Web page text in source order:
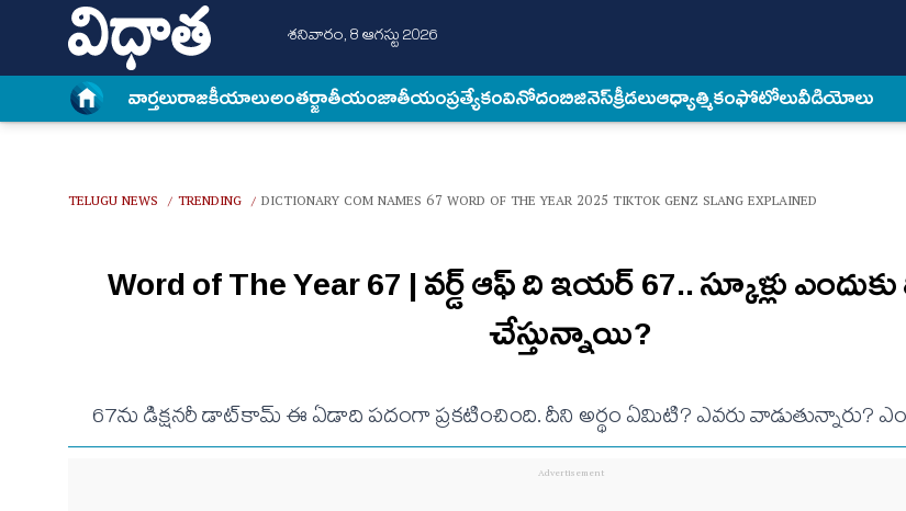
శనివారం, 8 ఆగస్టు 2026
వార్త‌లురాజకీయాలుఅంత‌ర్జాతీయంజాతీయంప్రత్యేకంవినోదంబిజినెస్క్రీడలుఆధ్యాత్మికంఫోటోలువీడియోలు
TELUGU NEWS / TRENDING / DICTIONARY COM NAMES 67 WORD OF THE YEAR 2025 TIKTOK GENZ SLANG EXPLAINED
Word of The Year 67 | వర్డ్‌ ఆఫ్‌ ది ఇయర్‌ 67.. స్కూళ్లు
చేస్తున్నాయి?
67ను డిక్షనరీ డాట్‌కామ్‌ ఈ ఏడాది పదంగా ప్రకటించింది. దీని అర్థం ఏమిటి? ఎవరు వాడుతున్నారు?